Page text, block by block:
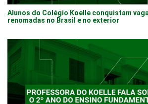
Alunos do Colégio Koelle conquistam
renomadas no Brasil e no exterior